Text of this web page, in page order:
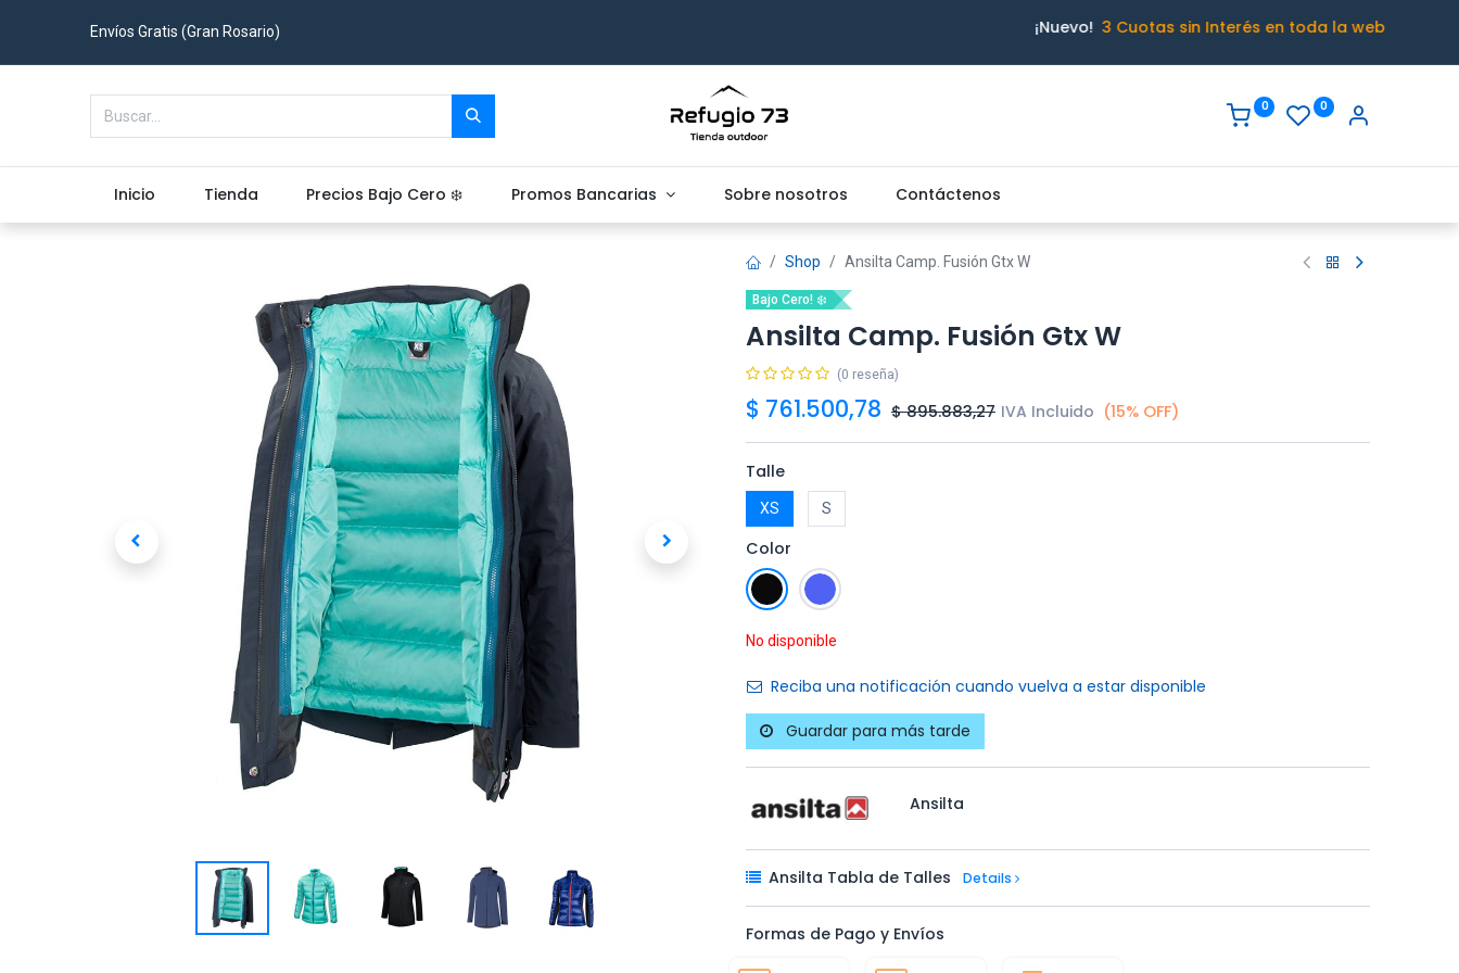
Envíos Gratis (Gran Rosario) ¡Nuevo! 3 Cuotas sin Interés en toda la web
0 0
Inicio Tienda Precios Bajo Cero ❄️ Promos Bancarias Sobre nosotros Contáctenos
Shop Ansilta Camp. Fusión Gtx W
Bajo Cero! ❄️
Ansilta Camp. Fusión Gtx W
(0 reseña)
$ 761.500,78 $895.883,27 IVA Incluido (15% OFF)
Talle
XS S
Color
No disponible
Reciba una notificación cuando vuelva a estar disponible
Guardar para más tarde
Ansilta
Ansilta Tabla de Talles Details
Formas de Pago y Envíos